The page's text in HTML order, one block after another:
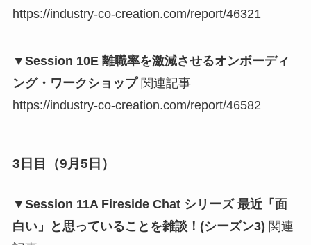
https://industry-co-creation.com/report/46321
▼Session 10E 離職率を激減させるオンボーディ
ング・ワークショップ 関連記事
https://industry-co-creation.com/report/46582
3日目（9月5日）
▼Session 11A Fireside Chat シリーズ 最近「面
白い」と思っていることを雑談！(シーズン3) 関連